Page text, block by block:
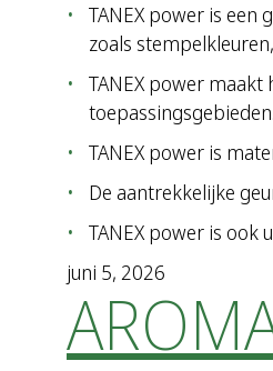
TANEX power is
zoals
TANEX power
toepassingsgebieden.
TANEX power is
De aantrekkelijke
TANEX power is ook
juni 5, 2026